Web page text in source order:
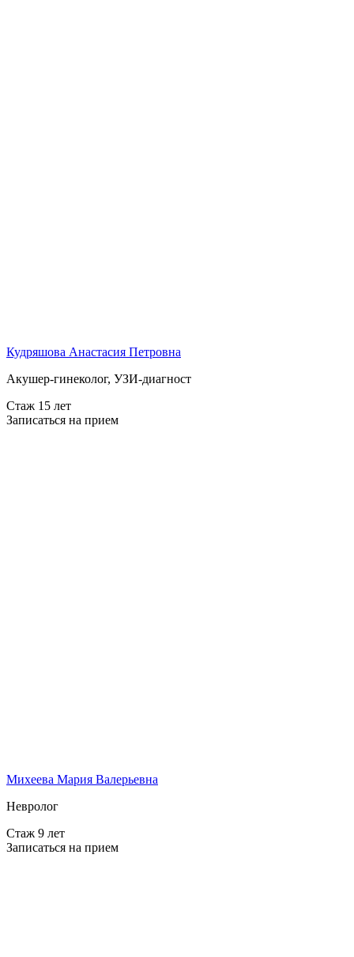
Кудряшова Анастасия Петровна
Акушер-гинеколог, УЗИ-диагност
Стаж 15 лет
Записаться на прием
Михеева Мария Валерьевна
Невролог
Стаж 9 лет
Записаться на прием